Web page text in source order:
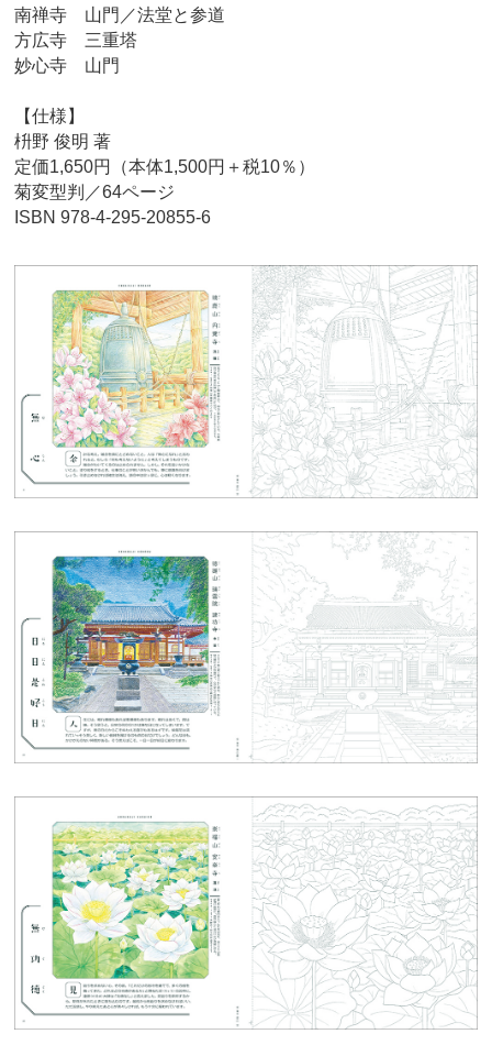
南禅寺 山門／法堂と参道
方広寺 三重塔
妙心寺 山門
【仕様】
枡野 俊明 著
定価1,650円（本体1,500円＋税10％）
菊変型判／64ページ
ISBN 978-4-295-20855-6